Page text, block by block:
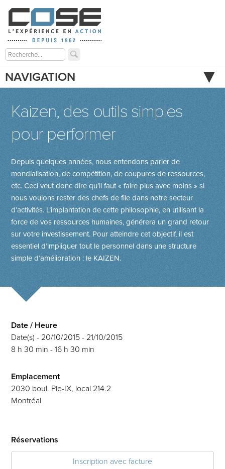
NAVIGATION
Kaizen, des outils simples
pour performer
Depuis quelques années, nous entendons parler de
mondialisation, de compétition, de coupures de ressources,
etc. Ceci veut donc dire qu’il faut « faire plus avec moins » si
nous voulons rester des chefs de file dans notre secteur
d’activités. L’implantation de cette philosophie, en utilisant la
force de vos ressources humaines, générera un grand retour
sur votre investissement. Pour atteindre cet objectif, il est
essentiel d’impliquer tout le personnel dans une structure
simple d’amélioration : le KAIZEN.
Date / Heure
Date(s) - 20/10/2015 - 21/10/2015
8 h 30 min - 16 h 30 min
Emplacement
2030 boul. Pie-IX, local 214.2
Montréal
Réservations
Inscription avec facture